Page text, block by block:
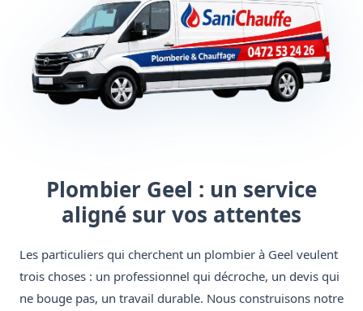
Plombier Geel : un service
aligné sur vos attentes
Les particuliers qui cherchent un plombier à Geel veulent
trois choses : un professionnel qui décroche, un devis qui
ne bouge pas, un travail durable. Nous construisons notre